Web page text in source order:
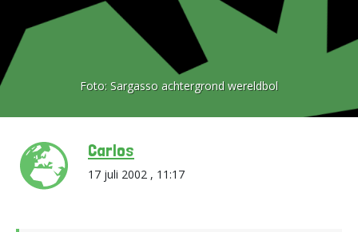
Foto: Sargasso achtergrond wereldbol
Carlos
17 juli 2002 , 11:17